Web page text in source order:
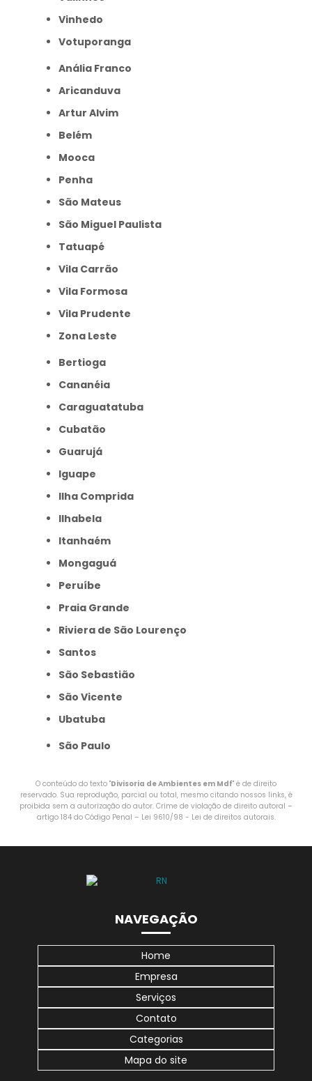
Vinhedo
Votuporanga
Anália Franco
Aricanduva
Artur Alvim
Belém
Mooca
Penha
São Mateus
São Miguel Paulista
Tatuapé
Vila Carrão
Vila Formosa
Vila Prudente
Zona Leste
Bertioga
Cananéia
Caraguatatuba
Cubatão
Guarujá
Iguape
Ilha Comprida
Ilhabela
Itanhaém
Mongaguá
Peruíbe
Praia Grande
Riviera de São Lourenço
Santos
São Sebastião
São Vicente
Ubatuba
São Paulo
O conteúdo do texto "Divisoria de Ambientes em Mdf" é de direito
reservado. Sua reprodução, parcial ou total, mesmo citando nossos links, é
proibida sem a autorização do autor. Crime de violação de direito autoral –
artigo 184 do Código Penal – Lei 9610/98 - Lei de direitos autorais.
NAVEGAÇÃO
Home
Empresa
Serviços
Contato
Categorias
Mapa do site